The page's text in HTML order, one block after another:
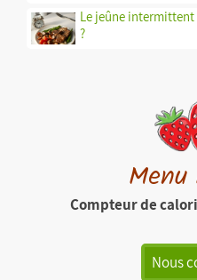
Le jeûne
?
Menu
Compteur de
Nous